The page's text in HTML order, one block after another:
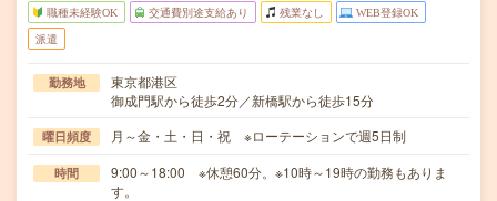
職種未経験OK 交通費別途支給あり 残業なし WEB登録OK
派遣
勤務地
東京都港区
御成門駅から徒歩2分／新橋駅から徒歩15分
曜日頻度 月～金・土・日・祝 ※ローテーションで週5日制
時間
9:00～18:00 ※休憩60分。※10時～19時の勤務もありま
す。